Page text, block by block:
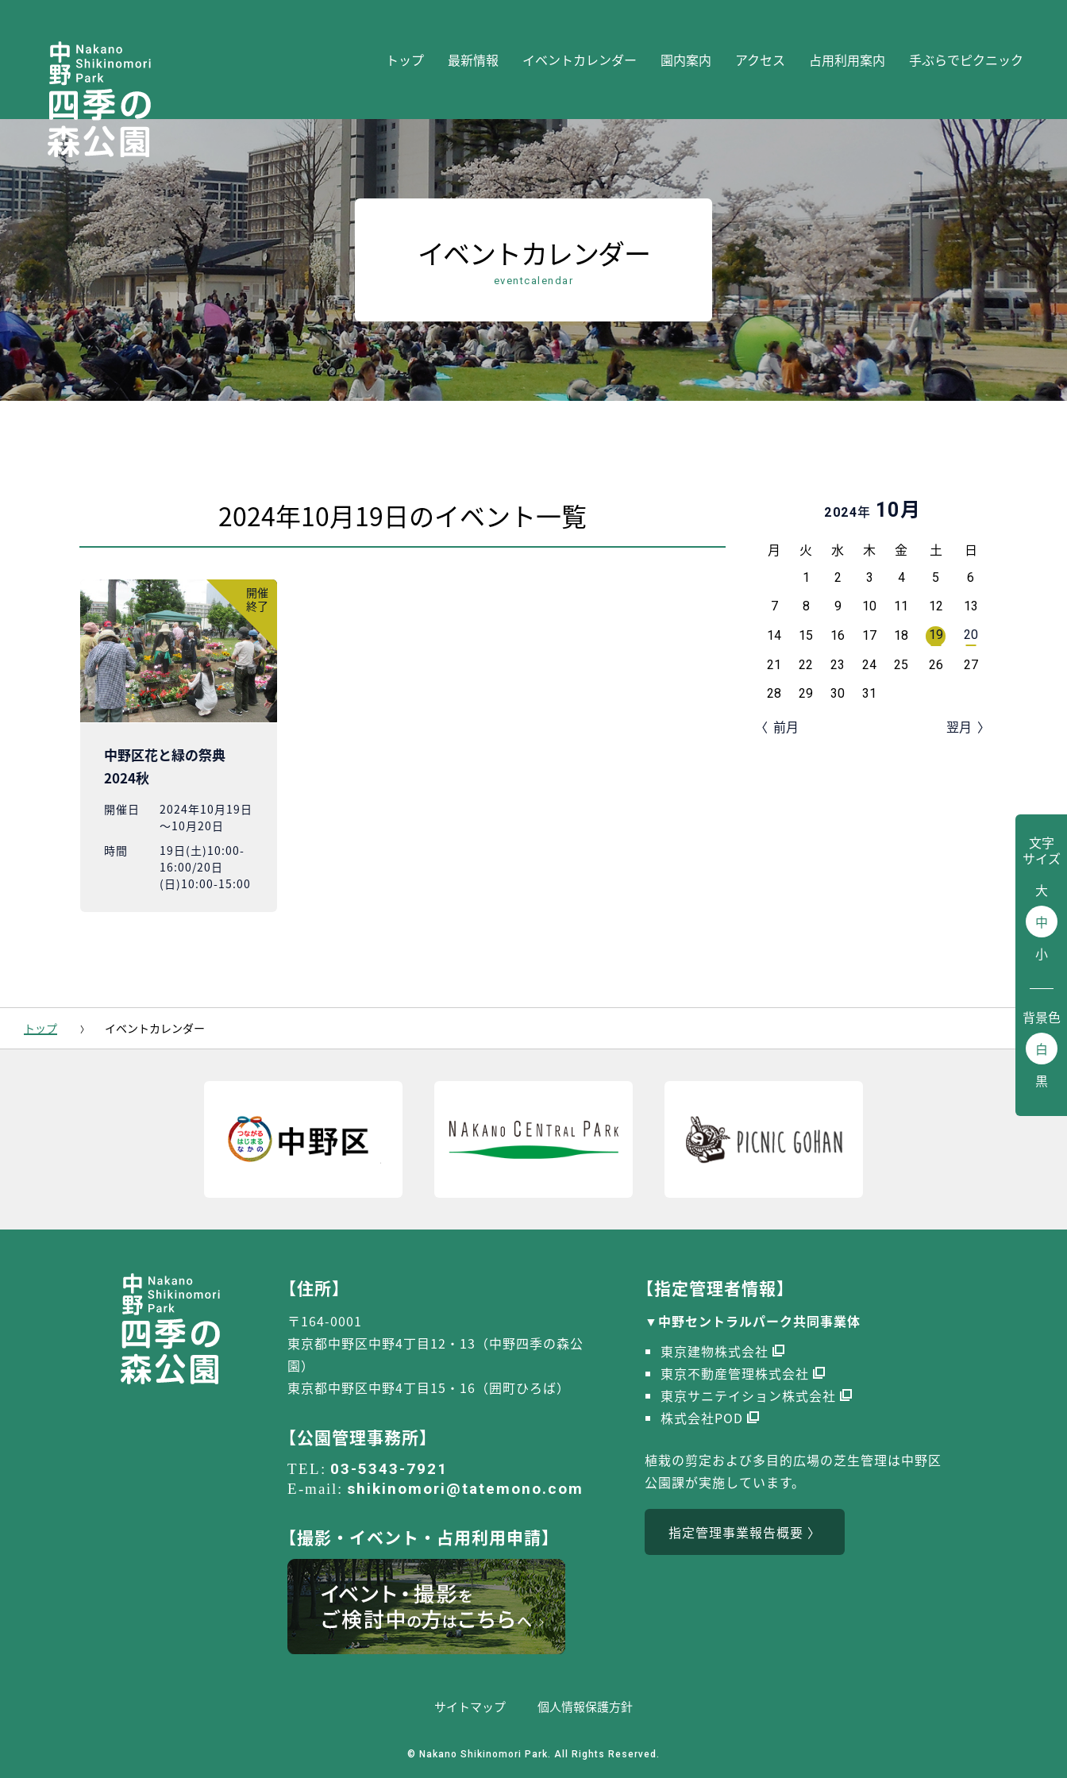
トップ 最新情報 イベントカレンダー 園内案内 アクセス 占用利用案内 手ぶらでピクニック
イベントカレンダー
eventcalendar
2024年10月19日のイベント⼀覧
開催
終了
中野区花と緑の祭典
2024秋
開催⽇
2024年10月19日
～10月20日
時間
19日(土)10:00-
16:00/20日
(日)10:00-15:00
2024年 10月
月 火 水 木 金 土 日
1 2 3 4 5
6
7
8 9 10 11 12
13
14
15 16 17 18 19
20
21
22 23 24 25 26
27
28
29 30 31
前月 翌月
トップ イベントカレンダー
【住所】
〒164-0001
東京都中野区中野4丁目12・13（中野四季の森公
園）
東京都中野区中野4丁目15・16（囲町ひろば）
【公園管理事務所】
03-5343-7921
shikinomori@tatemono.com
【撮影・イベント・占用利用申請】
【指定管理者情報】
中野セントラルパーク共同事業体
東京建物株式会社
東京不動産管理株式会社
東京サニテイション株式会社
株式会社POD
植栽の剪定および多目的広場の芝生管理は中野区
公園課が実施しています。
指定管理事業報告概要
サイトマップ 個⼈情報保護⽅針
© Nakano Shikinomori Park. All Rights Reserved.
文字
サイズ
大
中
小
背景色
白
黒